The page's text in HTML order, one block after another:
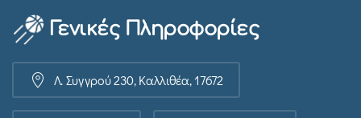
Γενικές Πληροφορίες
Λ. Συγγρού 230, Καλλιθέα, 17672